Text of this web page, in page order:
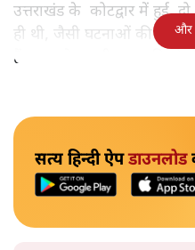
उत्तराखंड के कोटद्वार में हुई
ही थी, जैसी घटनाओं की खबर
हैं।भारत के तक़रीबन हर हिस्से
और
सत्य हिन्दी ऐपडाउनलोड